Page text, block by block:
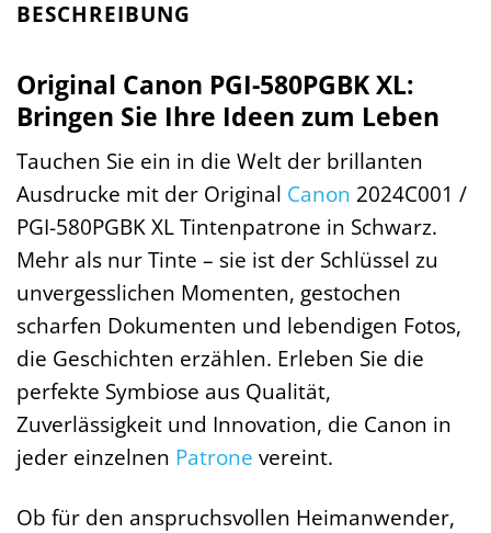
BESCHREIBUNG
Original Canon PGI-580PGBK XL:
Bringen Sie Ihre Ideen zum Leben
Tauchen Sie ein in die Welt der brillanten
Ausdrucke mit der Original Canon 2024C001 /
PGI-580PGBK XL Tintenpatrone in Schwarz.
Mehr als nur Tinte – sie ist der Schlüssel zu
unvergesslichen Momenten, gestochen
scharfen Dokumenten und lebendigen Fotos,
die Geschichten erzählen. Erleben Sie die
perfekte Symbiose aus Qualität,
Zuverlässigkeit und Innovation, die Canon in
jeder einzelnen Patrone vereint.
Ob für den anspruchsvollen Heimanwender,